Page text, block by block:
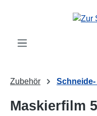
Zum Hauptinhalt springen
Zubehör Schneide-
Maskierfilm